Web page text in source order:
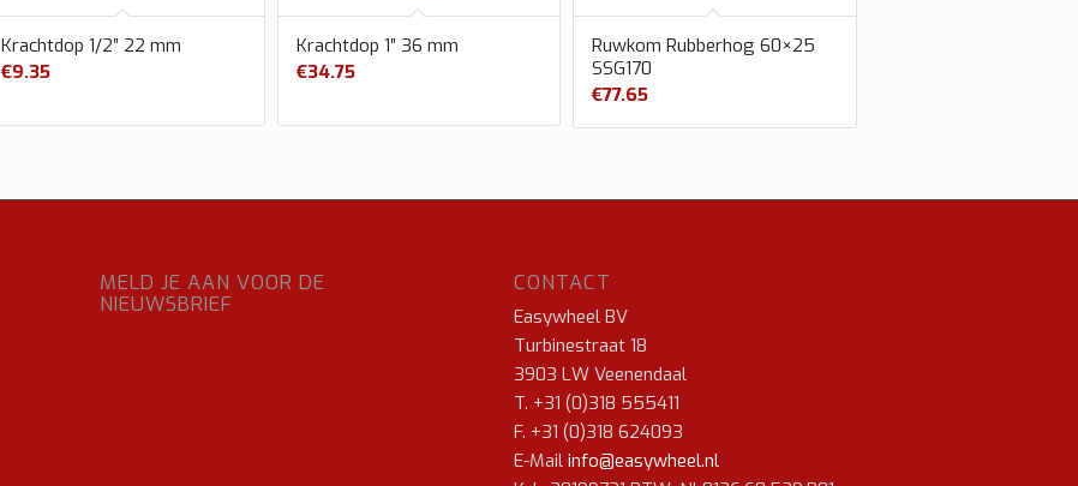
Krachtdop 1/2″ 22 mm
€9.35
Krachtdop 1″ 36 mm
€34.75
Ruwkom Rubberhog 60×25
SSG170
€77.65
MELD JE AAN VOOR DE
NIEUWSBRIEF
CONTACT
Easywheel BV
Turbinestraat 18
3903 LW Veenendaal
T. +31 (0)318 555411
F. +31 (0)318 624093
E-Mail info@easywheel.nl